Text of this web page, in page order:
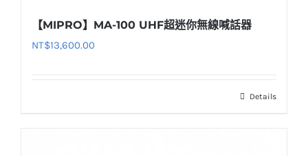
【MIPRO】MA-100 UHF超迷你無線喊話器
NT$13,600.00
Details